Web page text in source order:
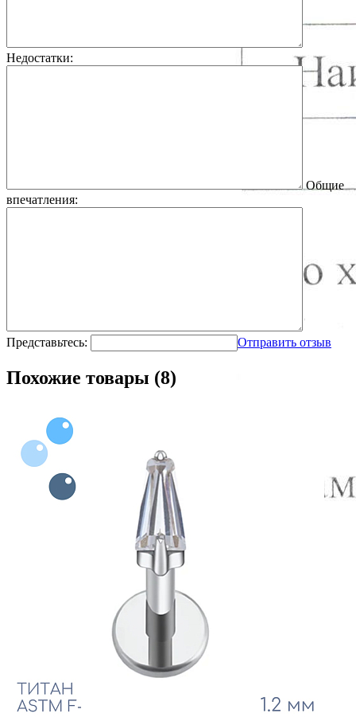
Недостатки:
Общие
впечатления:
Представьтесь: Отправить отзыв
Похожие товары (8)